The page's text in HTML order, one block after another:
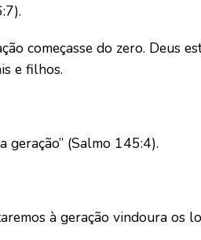
começasse do zero. Deus
e filhos.
geração” (Salmo 145:4).
à geração vindoura os